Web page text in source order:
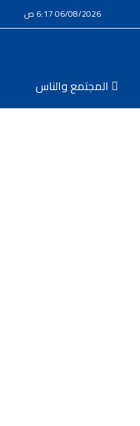
06/08/2026 6:17 ص
المجتمع والناس